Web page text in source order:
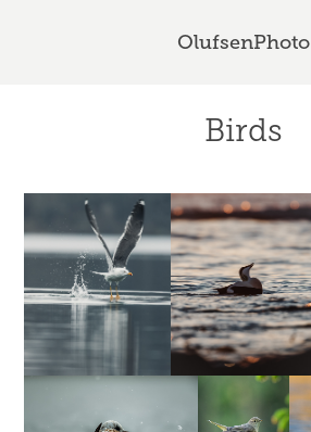
OlufsenPhoto
Birds